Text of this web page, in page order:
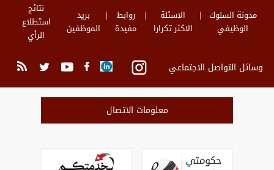
مدونة السلوك
الوظيفي
الاسئلة
الاكثر تكرارا
روابط
مفيدة
بريد
الموظفين
نتائج
استطلاع
الرأي
وسائل التواصل الاجتماعي
معلومات الاتصال